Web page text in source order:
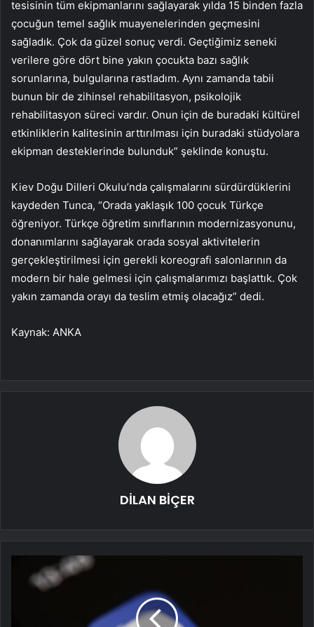
tesisinin tüm ekipmanlarını sağlayarak yılda 15 binden fazla
çocuğun temel sağlık muayenelerinden geçmesini
sağladık. Çok da güzel sonuç verdi. Geçtiğimiz seneki
verilere göre dört bine yakın çocukta bazı sağlık
sorunlarına, bulgularına rastladım. Aynı zamanda tabii
bunun bir de zihinsel rehabilitasyon, psikolojik
rehabilitasyon süreci vardır. Onun için de buradaki kültürel
etkinliklerin kalitesinin arttırılması için buradaki stüdyolara
ekipman desteklerinde bulunduk” şeklinde konuştu.
Kiev Doğu Dilleri Okulu’nda çalışmalarını sürdürdüklerini
kaydeden Tunca, “Orada yaklaşık 100 çocuk Türkçe
öğreniyor. Türkçe öğretim sınıflarının modernizasyonunu,
donanımlarını sağlayarak orada sosyal aktivitelerin
gerçekleştirilmesi için gerekli koreografi salonlarının da
modern bir hale gelmesi için çalışmalarımızı başlattık. Çok
yakın zamanda orayı da teslim etmiş olacağız” dedi.
Kaynak: ANKA
DİLAN BİÇER